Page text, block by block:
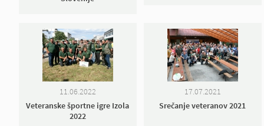
11.06.2022
Veteranske športne igre Izola
2022
17.07.2021
Srečanje veteranov 2021